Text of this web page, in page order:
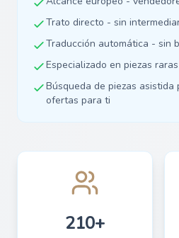
Trato directo - sin
Traducción automática - sin
Especializado en piezas
Búsqueda de piezas asistida
ofertas para ti
210+